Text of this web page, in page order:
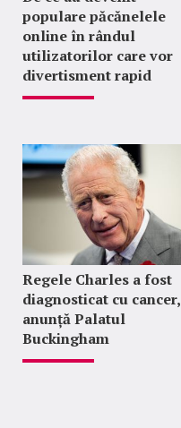
populare păcănelele
online în rândul
utilizatorilor care vor
divertisment rapid
Regele Charles a fost
diagnosticat cu cancer,
anunță Palatul
Buckingham